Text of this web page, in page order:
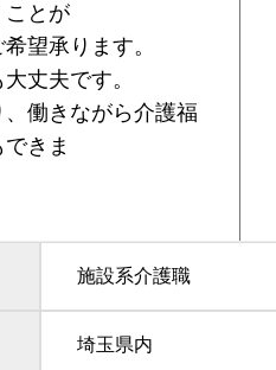
ことが
望承ります。
丈夫です。
働きながら介護福
きま
施設系介護職
埼玉県内